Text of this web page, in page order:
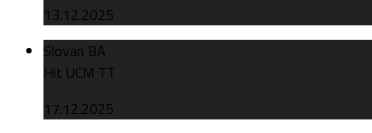
13.12.2025
Slovan BA
Hit UCM TT
17.12.2025